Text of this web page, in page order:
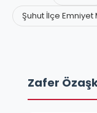
Şuhut İlçe Emniyet
Zafer